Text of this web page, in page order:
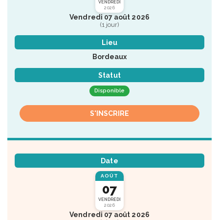
VENDREDI
2026
Vendredi 07 août 2026
(1 jour)
Lieu
Bordeaux
Statut
Disponible
S'INSCRIRE
Date
AOÛT
07
VENDREDI
2026
Vendredi 07 août 2026